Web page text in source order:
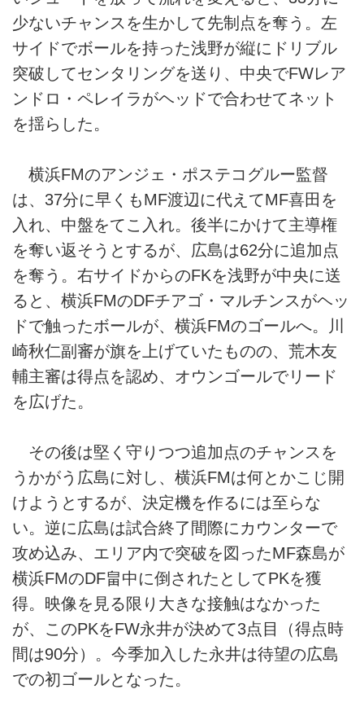
少ないチャンスを生かして先制点を奪う。左
サイドでボールを持った浅野が縦にドリブル
突破してセンタリングを送り、中央でFWレア
ンドロ・ペレイラがヘッドで合わせてネット
を揺らした。
横浜FMのアンジェ・ポステコグルー監督
は、37分に早くもMF渡辺に代えてMF喜田を
入れ、中盤をてこ入れ。後半にかけて主導権
を奪い返そうとするが、広島は62分に追加点
を奪う。右サイドからのFKを浅野が中央に送
ると、横浜FMのDFチアゴ・マルチンスがヘッ
ドで触ったボールが、横浜FMのゴールへ。川
崎秋仁副審が旗を上げていたものの、荒木友
輔主審は得点を認め、オウンゴールでリード
を広げた。
その後は堅く守りつつ追加点のチャンスを
うかがう広島に対し、横浜FMは何とかこじ開
けようとするが、決定機を作るには至らな
い。逆に広島は試合終了間際にカウンターで
攻め込み、エリア内で突破を図ったMF森島が
横浜FMのDF畠中に倒されたとしてPKを獲
得。映像を見る限り大きな接触はなかった
が、このPKをFW永井が決めて3点目（得点時
間は90分）。今季加入した永井は待望の広島
での初ゴールとなった。